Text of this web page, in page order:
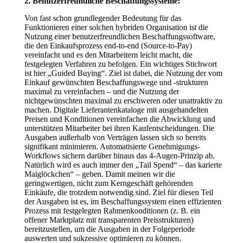
Von fast schon grundlegender Bedeutung für das
Funktionieren einer solchen hybriden Organisation ist die
Nutzung einer benutzerfreundlichen Beschaffungssoftware,
die den Einkaufsprozess end-to-end (Source-to-Pay)
vereinfacht und es den Mitarbeitern leicht macht, die
festgelegten Verfahren zu befolgen. Ein wichtiges Stichwort
ist hier „Guided Buying“. Ziel ist dabei, die Nutzung der vom
Einkauf gewünschten Beschaffungswege und -strukturen
maximal zu vereinfachen – und die Nutzung der
nichtgewünschten maximal zu erschweren oder unattraktiv zu
machen. Digitale Lieferantenkataloge mit ausgehandelten
Preisen und Konditionen vereinfachen die Abwicklung und
unterstützen Mitarbeiter bei ihren Kaufentscheidungen. Die
Ausgaben außerhalb von Verträgen lassen sich so bereits
signifikant minimieren. Automatisierte Genehmigungs-
Workflows sichern darüber hinaus das 4-Augen-Prinzip ab.
Natürlich wird es auch immer den „Tail Spend“ – das karierte
Maiglöckchen“ – geben. Damit meinen wir die
geringwertigen, nicht zum Kerngeschäft gehörenden
Einkäufe, die trotzdem notwendig sind. Ziel für diesen Teil
der Ausgaben ist es, im Beschaffungssystem einen effizienten
Prozess mit festgelegten Rahmenkonditionen (z. B. ein
offener Marktplatz mit transparenten Preisstrukturen)
bereitzustellen, um die Ausgaben in der Folgeperiode
auswerten und sukzessive optimieren zu können.